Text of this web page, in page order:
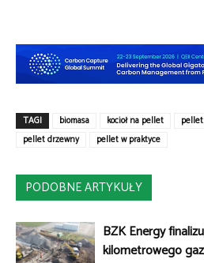
TAGI biomasa kocioł na pellet pellet
pellet drzewny
pellet w praktyce
PODOBNE ARTYKUŁY
BZK Energy
kilometrowego